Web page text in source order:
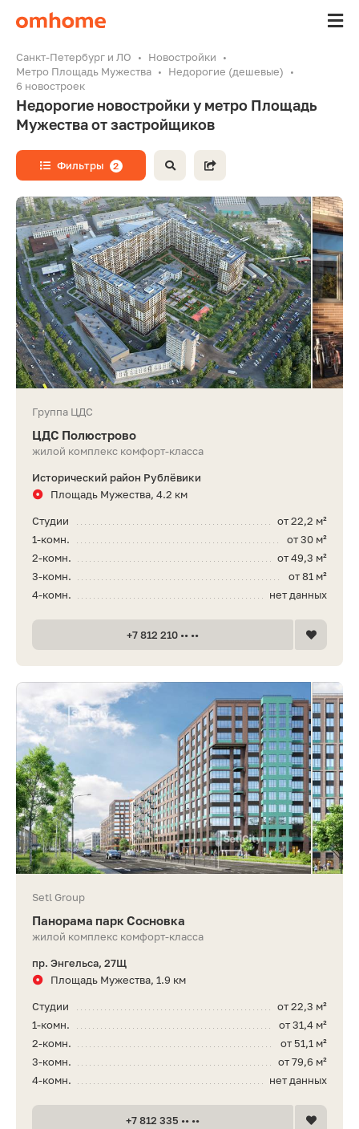
Санкт-Петербург и ЛО
Новостройки
Метро Площадь Мужества
Недорогие (дешевые)
6 новостроек
Недорогие новостройки у метро Площадь
Мужества от застройщиков
Фильтры 2
Группа ЦДС
ЦДС Полюстрово
жилой комплекс комфорт-класса
Исторический район Рублёвики
Площадь Мужества, 4.2 км
от 22,2 м²
Студии
от 30 м²
1-комн.
от 49,3 м²
2-комн.
от 81 м²
3-комн.
нет данных
4-комн.
+7 812 210 •• ••
Setl Group
Панорама парк Сосновка
жилой комплекс комфорт-класса
пр. Энгельса, 27Щ
Площадь Мужества, 1.9 км
от 22,3 м²
Студии
от 31,4 м²
1-комн.
от 51,1 м²
2-комн.
от 79,6 м²
3-комн.
нет данных
4-комн.
+7 812 335 •• ••